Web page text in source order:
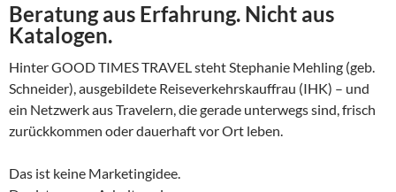
Beratung aus Erfahrung. Nicht aus
Katalogen.
Hinter GOOD TIMES TRAVEL steht Stephanie Mehling (geb.
Schneider), ausgebildete Reiseverkehrskauffrau (IHK) – und
ein Netzwerk aus Travelern, die gerade unterwegs sind, frisch
zurückkommen oder dauerhaft vor Ort leben.
Das ist keine Marketingidee.